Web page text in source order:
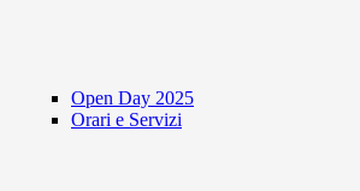
Open Day 2025
Orari e Servizi